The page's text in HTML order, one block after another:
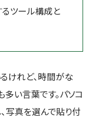
ツール構成と
けれど、時間がな
い言葉です。パソコ
写真を選んで貼り付